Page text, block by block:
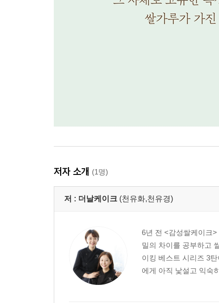
저자 소개 (1명)
저 : 더날케이크 (천유화,천유경)
6년 전 <감성쌀케이크
밀의 차이를 공부하고
이킹 베스트 시리즈 3
에게 아직 낯설고 익숙